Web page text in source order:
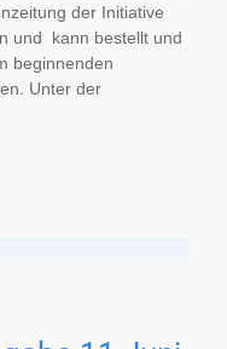
der Initiative
und kann bestellt und
beginnenden
Unter der